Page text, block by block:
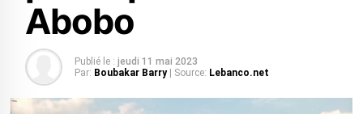
Abobo
Publié le : jeudi 11 mai 2023
Par: Boubakar Barry | Source: Lebanco.net